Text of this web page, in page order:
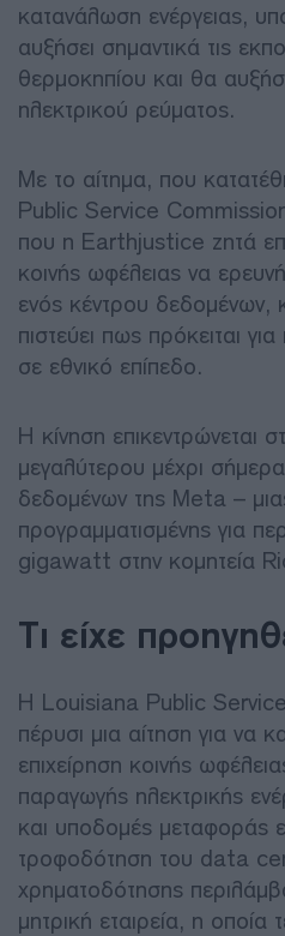
κατανάλωση ενέργειας,
αυξήσει σημαντικά τις
θερμοκηπίου και θα
ηλεκτρικού ρεύματος.
Με το αίτημα, που
Public Service
που η Earthjustice ζητά
κοινής ωφέλειας να
ενός κέντρου δεδομένων,
πιστεύει πως πρόκειται
σε εθνικό επίπεδο.
Η κίνηση επικεντρώνεται
μεγαλύτερου μέχρι
δεδομένων της Meta –
προγραμματισμένης για
gigawatt στην κομητεία
Τι είχε
Η Louisiana Public
πέρυσι μια αίτηση για να
επιχείρηση κοινής
παραγωγής ηλεκτρικής
και υποδομές μεταφοράς
τροφοδότηση του data
χρηματοδότησης
μητρική εταιρεία, η οποία